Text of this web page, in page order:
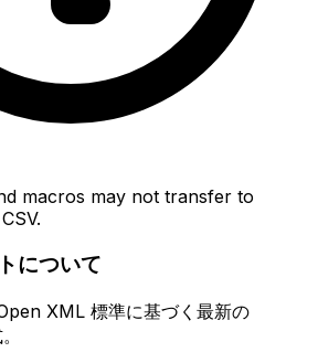
macros may not transfer to
について
XML 標準に基づく最新の